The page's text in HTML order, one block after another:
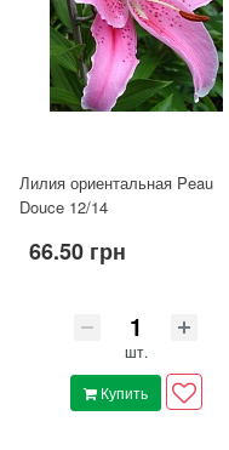
Лилия ориентальная Peau
Douce 12/14
66.50 грн
шт.
Купить